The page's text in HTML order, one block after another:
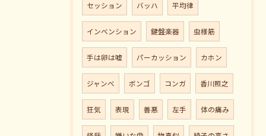
セッション バッハ 平均律
インベンション 鍵盤楽器 虫様筋
手は卵は嘘 パーカッション カホン
ジャンべ ボンゴ コンガ 香川照之
狂気 表現 善悪 左手 体の痛み